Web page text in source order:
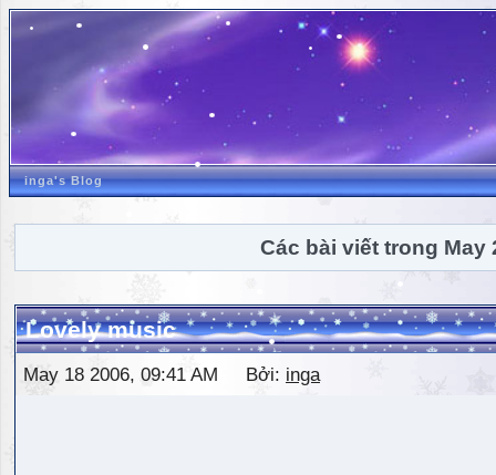
inga's Blog
Các bài viết trong May
Lovely music
May 18 2006, 09:41 AM Bởi: inga